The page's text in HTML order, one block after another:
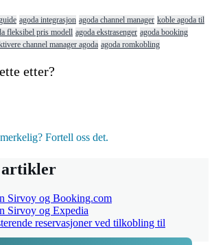
agoda integrasjon agoda channel manager koble agoda til
fleksibel pris modell agoda ekstrasenger agoda booking
channel manager agoda agoda romkobling
etter?
Fortell oss det.
artikler
Sirvoy og Booking.com
Sirvoy og Expedia
reservasjoner ved tilkobling til